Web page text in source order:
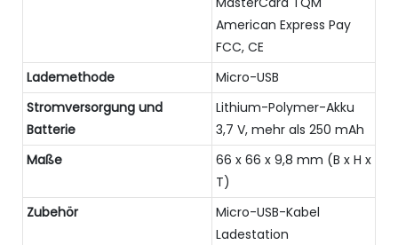
American Express Pay
FCC, CE
Lademethode
Micro-USB
Stromversorgung und
Batterie
Lithium-Polymer-Akku
3,7 V, mehr als 250 mAh
Maße
66 x 66 x 9,8 mm (B x H x
T)
Zubehör
Micro-USB-Kabel
Ladestation